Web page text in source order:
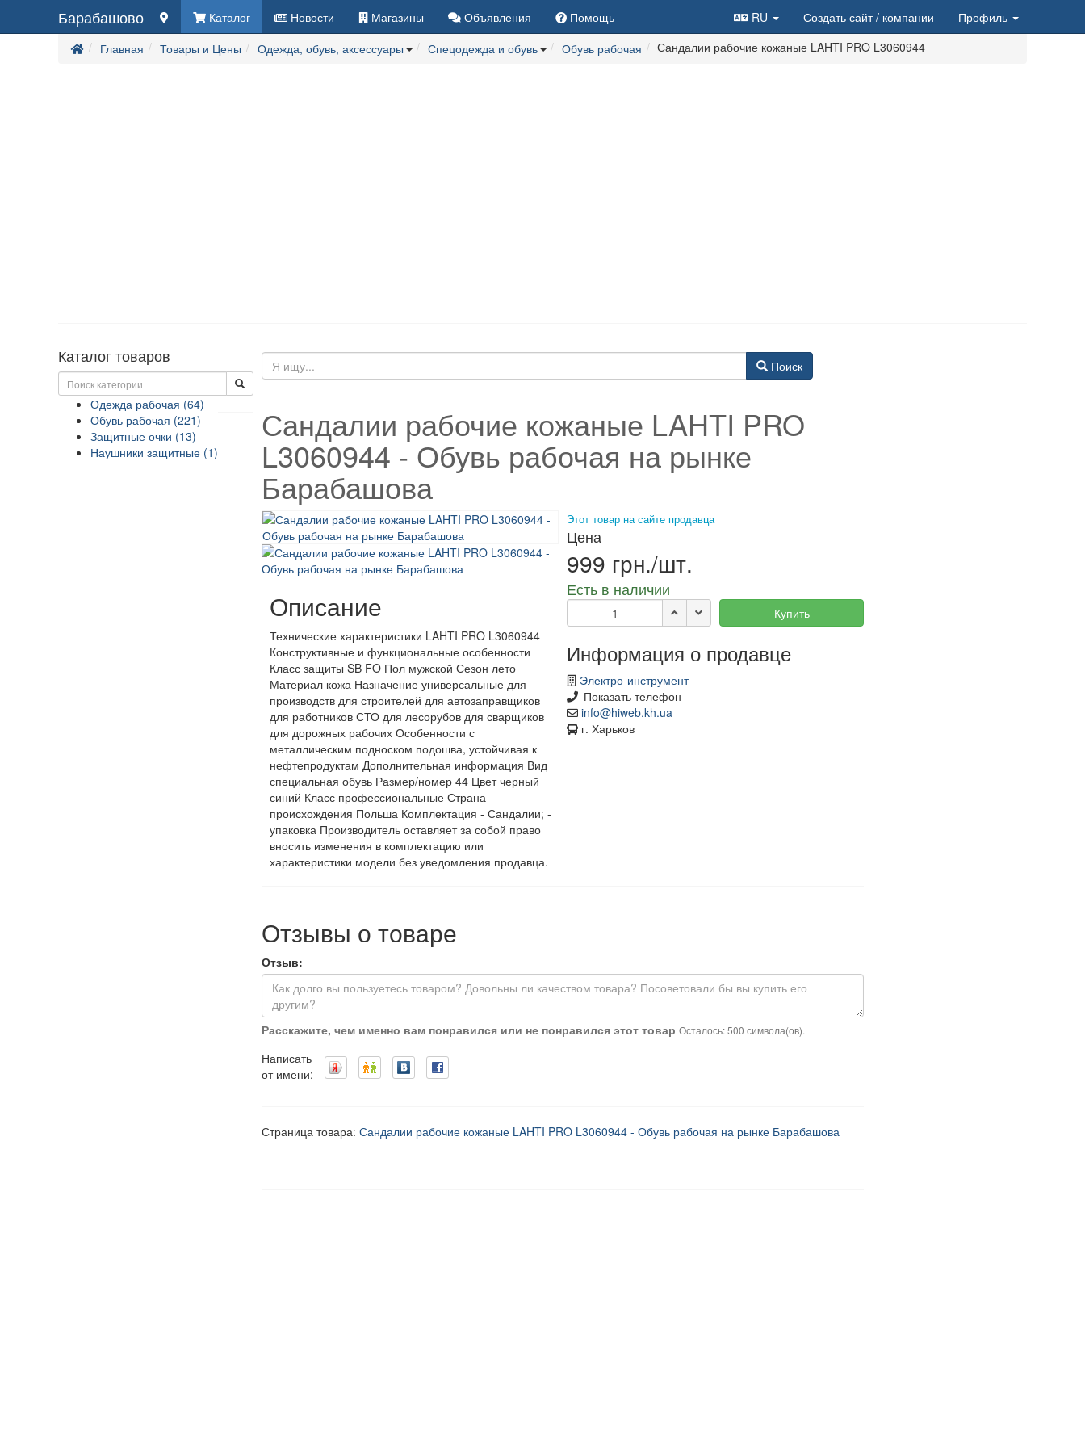
Барабашово Каталог Новости Магазины Объявления Помощь RU Создать сайт/ компании
Профиль
Главная
Товары и Цены Одежда, обувь, аксессуары Спецодежда и обувь Обувь рабочая Сандалии рабочие кожаные LAHTI PRO L3060944
Поиск
Сандалии рабочие кожаные LAHTI PRO
L3060944 - Обувь рабочая на рынке
Барабашова
Описание
Технические характеристики LAHTI PRO L3060944
Конструктивные и функциональные особенности
Класс защиты SB FO Пол мужской Сезон лето
Материал кожа Назначение универсальные для
производств для строителей для автозаправщиков
для работников СТО для лесорубов для сварщиков
для дорожных рабочих Особенности с
металлическим подноском подошва, устойчивая к
нефтепродуктам Дополнительная информация Вид
специальная обувь Размер/номер 44 Цвет черный
синий Класс профессиональные Страна
происхождения Польша Комплектация - Сандалии; -
упаковка Производитель оставляет за собой право
вносить изменения в комплектацию или
характеристики модели без уведомления продавца.
Этот товар на сайте продавца
Цена
999 грн./шт.
Есть в наличии
Купить
Информация о продавце
Электро-инструмент
Показать телефон
info@hiweb.kh.ua
г. Харьков
Отзывы о товаре
Отзыв:
Расскажите, чем именно вам понравился или не понравился этот товар Осталось: 500 символа(ов).
Написать
от имени:
Страница товара:Сандалии рабочие кожаные LAHTI PRO L3060944 - Обувь рабочая на рынке Барабашова
Каталог товаров
Одежда рабочая (64)
Обувь рабочая (221)
Защитные очки (13)
Наушники защитные (1)